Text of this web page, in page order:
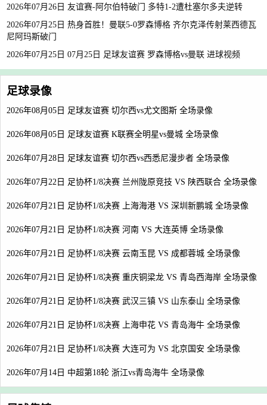
2026年07月26日 友谊赛-阿尔伯特破门 多特1-2遭杜塞尔多夫逆转
2026年07月25日 热身首胜！曼联5-0罗森博格 齐尔克泽传射莱西德瓦
尼阿玛斯破门
2026年07月25日 07月25日 足球友谊赛 罗森博格vs曼联 进球视频
足球录像
2026年08月05日 足球友谊赛 切尔西vs尤文图斯 全场录像
2026年08月05日 足球友谊赛 K联赛全明星vs曼城 全场录像
2026年07月28日 足球友谊赛 切尔西vs西悉尼漫步者 全场录像
2026年07月22日 足协杯1/8决赛 兰州陇原竞技 VS 陕西联合 全场录像
2026年07月21日 足协杯1/8决赛 上海海港 VS 深圳新鹏城 全场录像
2026年07月21日 足协杯1/8决赛 河南 VS 大连英博 全场录像
2026年07月21日 足协杯1/8决赛 云南玉昆 VS 成都蓉城 全场录像
2026年07月21日 足协杯1/8决赛 重庆铜梁龙 VS 青岛西海岸 全场录像
2026年07月21日 足协杯1/8决赛 武汉三镇 VS 山东泰山 全场录像
2026年07月21日 足协杯1/8决赛 上海申花 VS 青岛海牛 全场录像
2026年07月21日 足协杯1/8决赛 大连可为 VS 北京国安 全场录像
2026年07月14日 中超第18轮 浙江vs青岛海牛 全场录像